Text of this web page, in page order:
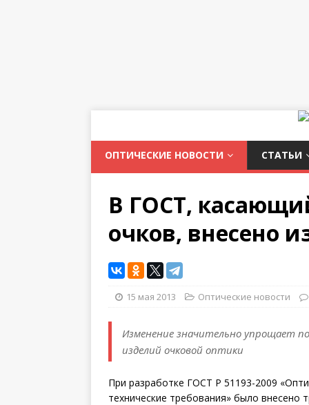
ОПТИЧЕСКИЕ НОВОСТИ СТАТЬИ
В ГОСТ,
очков, внесено
15 мая 2013 Оптические новости
Изменение значительно упрощает
изделий очковой оптики
При разработке ГОСТ Р 51193-2009
технические требования» было внесено